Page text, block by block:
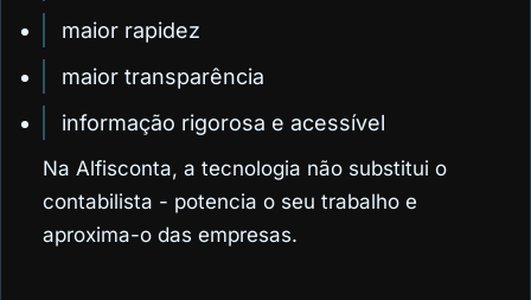
maior rapidez
maior transparência
informação rigorosa e acessível
Na Alfisconta, a tecnologia não substitui o
contabilista - potencia o seu trabalho e
aproxima-o das empresas.